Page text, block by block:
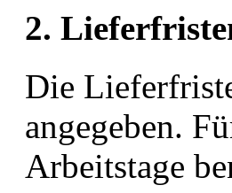
2.
Die
angegeben.
Arbeitstage